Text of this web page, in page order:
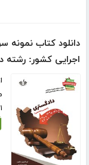
دانلود کتاب نمونه
اجرایی کشور: رشته